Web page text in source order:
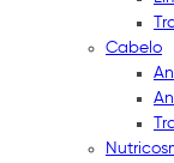
Cabelo